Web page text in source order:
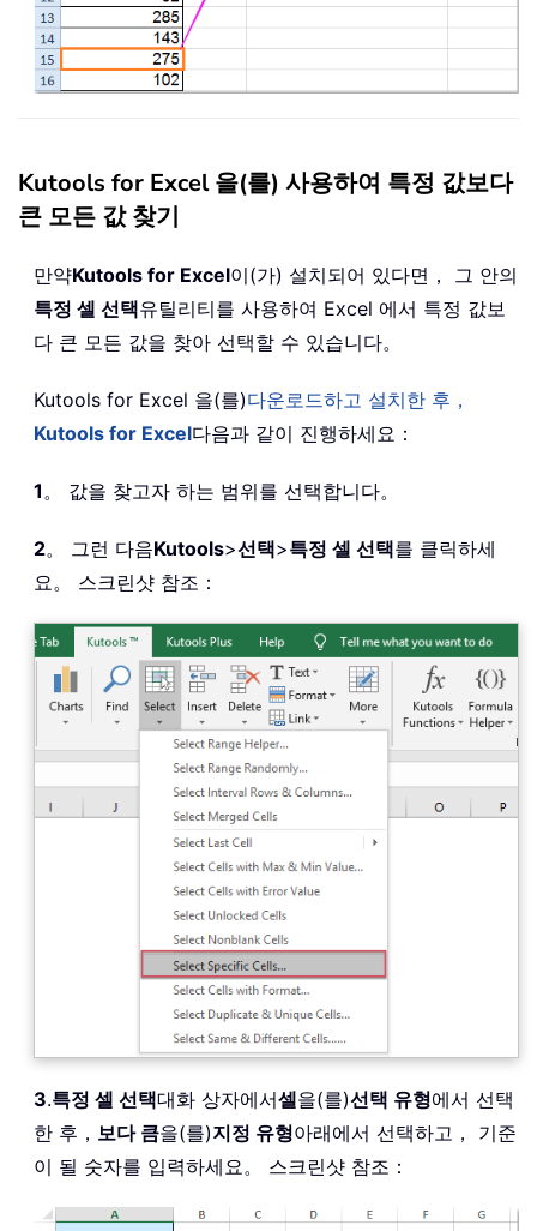
Kutools for Excel 을(를) 사용하여 특정 값보다
큰 모든 값 찾기
만약Kutools for Excel이(가) 설치되어 있다면， 그 안의
특정 셀 선택유틸리티를 사용하여 Excel 에서 특정 값보
다 큰 모든 값을 찾아 선택할 수 있습니다。
Kutools for Excel 을(를)다운로드하고 설치한 후，
Kutools for Excel다음과 같이 진행하세요：
1 。 값을 찾고자 하는 범위를 선택합니다。
2。 그런 다음Kutools>선택>특정 셀 선택를 클릭하세
요。 스크린샷 참조：
3.특정 셀 선택대화 상자에서셀을(를)선택 유형에서 선택
한 후， 보다 큼을(를)지정 유형아래에서 선택하고， 기준
이 될 숫자를 입력하세요。 스크린샷 참조：